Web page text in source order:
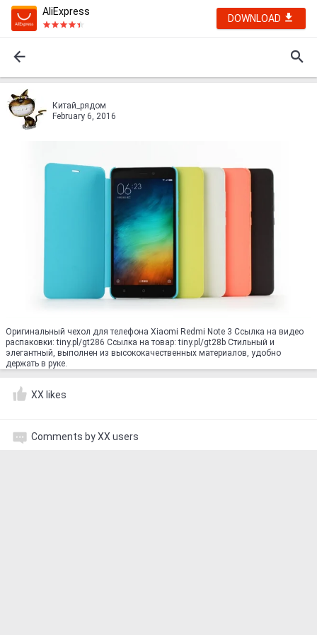
AliExpress
DOWNLOAD
Китай_рядом
February 6, 2016
Оригинальный чехол для телефона Xiaomi Redmi Note 3 Ссылка на видео
распаковки: tiny.pl/gt286 Ссылка на товар: tiny.pl/gt28b Стильный и
элегантный, выполнен из высококачественных материалов, удобно
держать в руке.
XX likes
Comments by XX users